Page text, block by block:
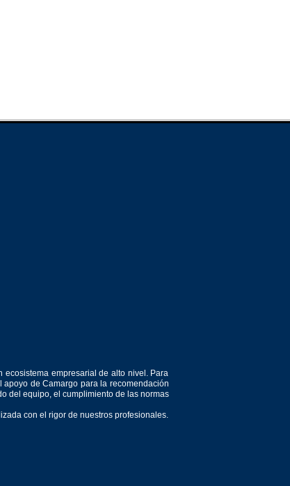
empresarial de alto nivel. Para
de Camargo para la recomendación
del equipo, el cumplimiento de las normas
con el rigor de nuestros profesionales.